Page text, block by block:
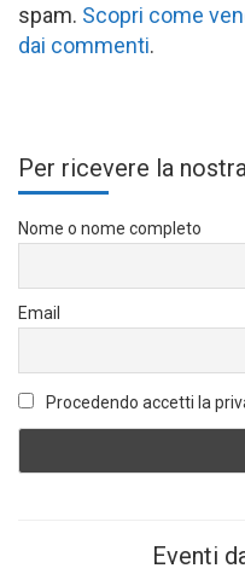
spam. Scopri come
dai commenti.
Per ricevere la
Nome o nome completo
Email
Procedendo accetti la
Eventi